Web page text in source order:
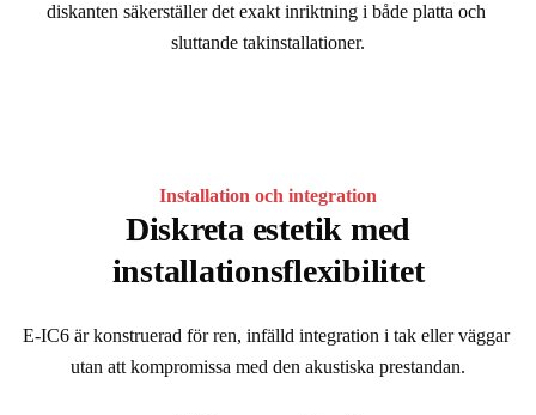
diskanten säkerställer det exakt inriktning i både platta och
sluttande takinstallationer.
Installation och integration
Diskreta estetik med
installationsflexibilitet
E-IC6 är konstruerad för ren, infälld integration i tak eller väggar
utan att kompromissa med den akustiska prestandan.